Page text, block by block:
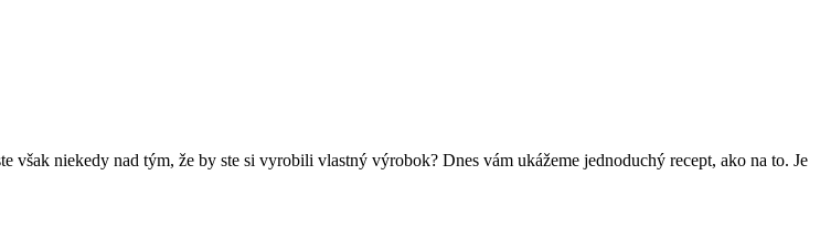
niekedy nad tým, že by ste si vyrobili vlastný výrobok? Dnes vám ukážeme jednoduchý recept, ako na to. Je